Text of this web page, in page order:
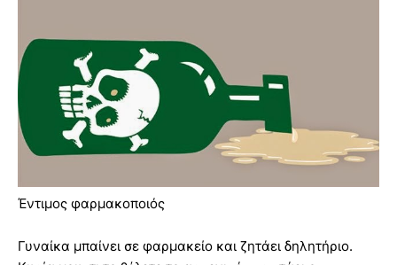
Έντιμος φαρμακοποιός
Γυναίκα μπαίνει σε φαρμακείο και ζητάει δηλητήριο.